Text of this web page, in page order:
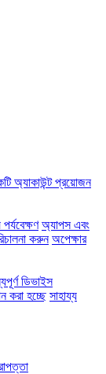
অ্যাকাউন্ট প্রয়োজন
অ্যাপস এবং
করুন অপেক্ষার
ডিভাইস
করা হচ্ছে সাহায্য